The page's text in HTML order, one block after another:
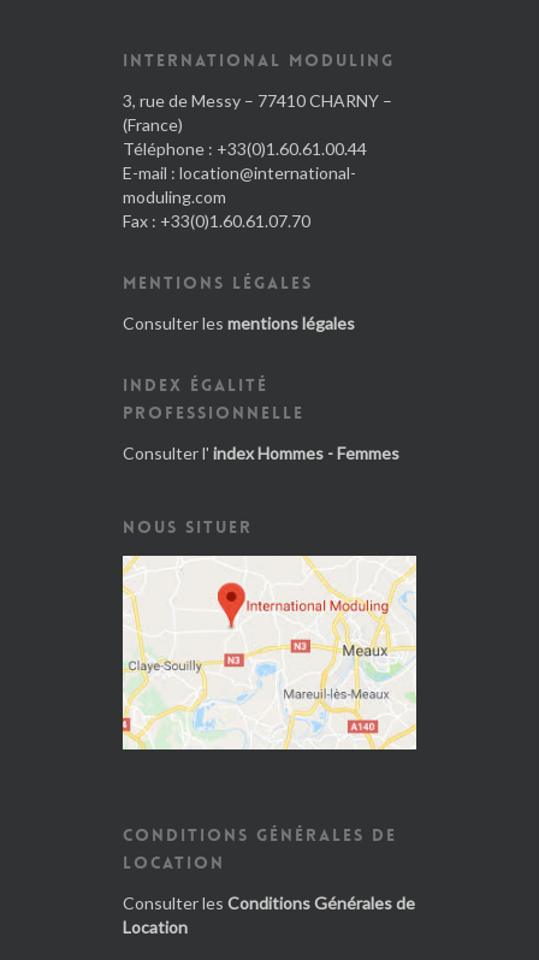
INTERNATIONAL MODULING
3, rue de Messy – 77410 CHARNY –
(France)
Téléphone : +33(0)1.60.61.00.44
E-mail : location@international-
moduling.com
Fax : +33(0)1.60.61.07.70
MENTIONS LÉGALES
Consulter les mentions légales
INDEX ÉGALITÉ
PROFESSIONNELLE
Consulter l' index Hommes - Femmes
NOUS SITUER
CONDITIONS GÉNÉRALES DE
LOCATION
Consulter les Conditions Générales de
Location